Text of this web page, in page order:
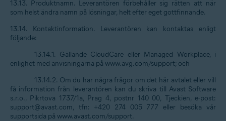
13.13. Produktnamn. Leverantören förbehåller sig rätten att när
som helst ändra namn på lösningar, helt efter eget gottfinnande.
13.14. Kontaktinformation. Leverantören kan kontaktas enligt
följande:
13.14.1. Gällande CloudCare eller Managed Workplace, i
enlighet med anvisningarna på www.avg.com/support; och
13.14.2. Om du har några frågor om det här avtalet eller vill
få information från leverantören kan du skriva till Avast Software
s.r.o., Pikrtova 1737/1a, Prag 4, postnr 140 00, Tjeckien, e-post:
support@avast.com, tfn: +420 274 005 777 eller besöka vår
supportsida på www.avast.com/support.